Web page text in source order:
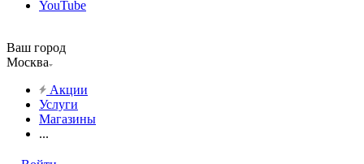
YouTube
Ваш город
Москва
Акции
Услуги
Магазины
...